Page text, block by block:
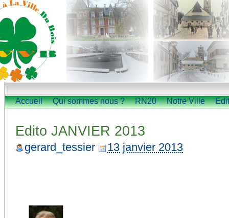
Accueil Qui sommes nous ? RN20 Notre Ville
Edito JANVIER 2013
gerard_tessier 13 janvier 2013